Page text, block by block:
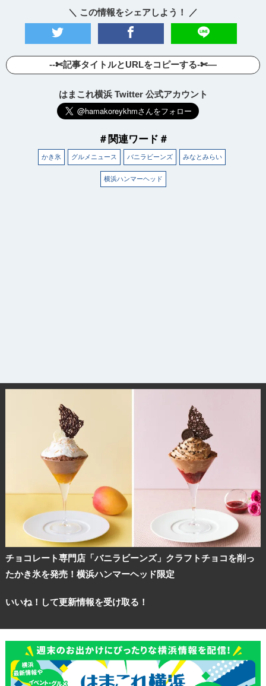
＼ この情報をシェアしよう！ ／
--✄記事タイトルとURLをコピーする-✄—
はまこれ横浜 Twitter 公式アカウント
＃関連ワード＃
かき氷 グルメニュース バニラビーンズ みなとみらい
横浜ハンマーヘッド
チョコレート専門店「バニラビーンズ」クラフトチョコを削っ
たかき氷を発売！横浜ハンマーヘッド限定
いいね！して更新情報を受け取る！